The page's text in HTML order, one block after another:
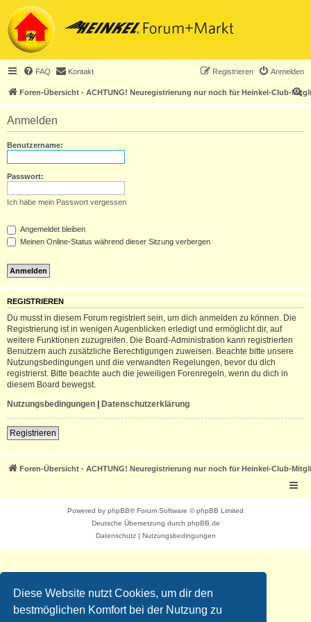
Diese Website nutzt Cookies, um dir den
bestmöglichen Komfort bei der Nutzung zu
FAQ Kontakt Anmelden
Registrieren
Foren-Übersicht - ACHTUNG! Neuregistrierung nur noch für Heinkel-Club-
S
u
Anmelden
Benutzername:
Passwort:
Ich habe mein Passwort vergessen
Angemeldet bleiben
Meinen Online-Status während dieser Sitzung verbergen
REGISTRIEREN
Du musst in diesem Forum registriert sein, um dich anmelden zu können. Die
Registrierung ist in wenigen Augenblicken erledigt und ermöglicht dir, auf
weitere Funktionen zuzugreifen. Die Board-Administration kann registrierten
Benutzern auch zusätzliche Berechtigungen zuweisen. Beachte bitte unsere
Nutzungsbedingungen und die verwandten Regelungen, bevor du dich
registrierst. Bitte beachte auch die jeweiligen Forenregeln, wenn du dich in
diesem Board bewegst.
Nutzungsbedingungen | Datenschutzerklärung
Registrieren
Foren-Übersicht - ACHTUNG! Neuregistrierung nur noch für Heinkel-Club-
Powered by phpBB® Forum Software © phpBB Limited
Deutsche Übersetzung durch phpBB.de
Datenschutz| Nutzungsbedingungen